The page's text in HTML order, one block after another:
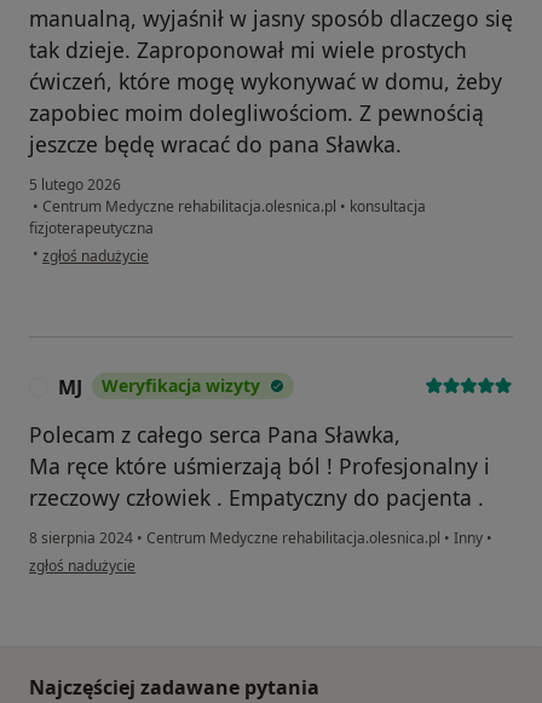
manualną, wyjaśnił w jasny sposób dlaczego się
tak dzieje. Zaproponował mi wiele prostych
ćwiczeń, które mogę wykonywać w domu, żeby
zapobiec moim dolegliwościom. Z pewnością
jeszcze będę wracać do pana Sławka.
5 lutego 2026
• Centrum Medyczne rehabilitacja.olesnica.pl • konsultacja
fizjoterapeutyczna
• w opinii użytkownika DW
zgłoś nadużycie
MJ Weryfikacja wizyty
Polecam z całego serca Pana Sławka,
Ma ręce które uśmierzają ból ! Profesjonalny i
rzeczowy człowiek . Empatyczny do pacjenta .
8 sierpnia 2024 • Centrum Medyczne rehabilitacja.olesnica.pl • Inny •
w opinii użytkownika MJ
zgłoś nadużycie
Najczęściej zadawane pytania